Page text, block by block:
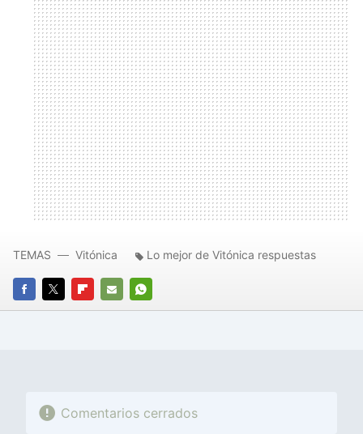
FACEBOOK
TWITTERFLIPBOARD
E-
WHATSAPP
TEMAS Vitónica Lo mejor de Vitónica respuestas
Comentarios cerrados